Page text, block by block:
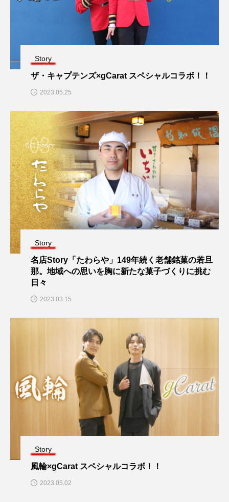
Story
ザ・キャプテンズ×gCarat スペシャルコラボ！！
2023.05.25
Story
名店Story「たわらや」149年続く老舗銘菓の若旦
那。地域への思いを胸に新たな菓子づくりに挑む
日々
2023.03.15
Story
風輪×gCarat スペシャルコラボ！！
2023.05.02